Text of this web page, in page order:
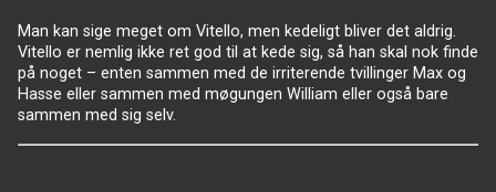
Man kan sige meget om Vitello, men kedeligt bliver det aldrig.
Vitello er nemlig ikke ret god til at kede sig, så han skal nok finde
på noget – enten sammen med de irriterende tvillinger Max og
Hasse eller sammen med møgungen William eller også bare
sammen med sig selv.